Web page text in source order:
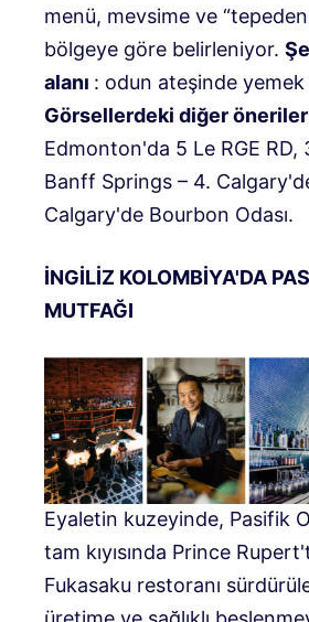
menü, mevsime ve
bölgeye göre belirleniyor.
alanı : odun ateşinde
Görsellerdeki diğer öneriler
Edmonton'da 5 Le RGE RD,
Banff Springs – 4.
Calgary'de Bourbon Odası.
İNGİLİZ KOLOMBİYA'DA
MUTFAĞI
Eyaletin kuzeyinde, Pasifik
tam kıyısında Prince
Fukasaku restoranı